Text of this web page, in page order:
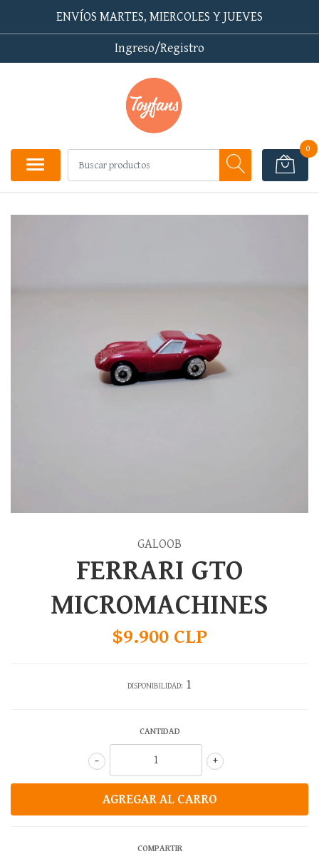
ENVÍOS MARTES, MIERCOLES Y JUEVES
Ingreso/Registro
0
GALOOB
FERRARI GTO
MICROMACHINES
$9.900 CLP
DISPONIBILIDAD: 1
CANTIDAD
+
-
COMPARTIR